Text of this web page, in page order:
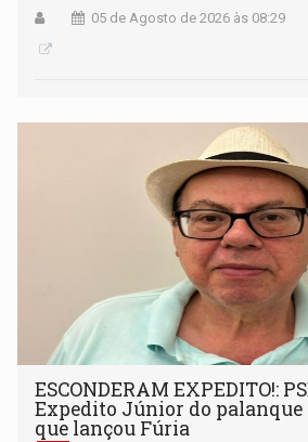
05 de Agosto de 2026 às 08:29
ESCONDERAM EXPEDITO!:
Expedito Júnior do palanque
que lançou Fúria